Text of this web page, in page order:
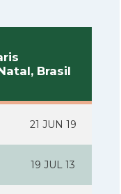
Brasil
21 JUN 19
19 JUL 13